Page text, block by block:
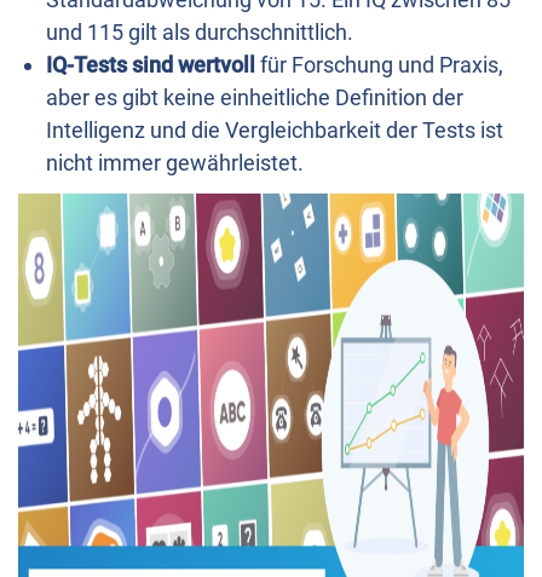
und 115 gilt als durchschnittlich.
IQ-Tests sind wertvoll
für Forschung und Praxis,
aber es gibt keine einheitliche Definition der
Intelligenz und die Vergleichbarkeit der Tests ist
nicht immer gewährleistet.